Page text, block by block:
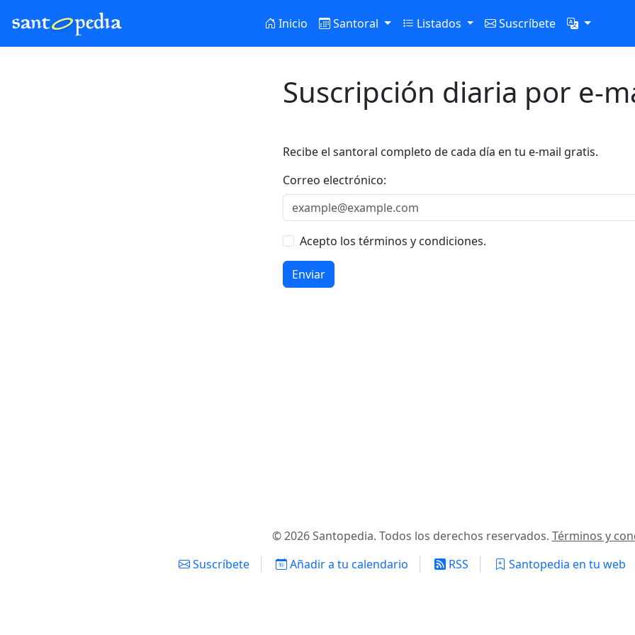
Inicio Santoral Listados Suscríbete
Suscripción diaria por e-
Recibe el santoral completo de cada día en tu e-mail gratis.
Correo electrónico:
Acepto los términos y condiciones.
Enviar
© 2026 Santopedia. Todos los derechos reservados. Términos y
Suscríbete
Añadir a tu calendario RSS Santopedia en tu web